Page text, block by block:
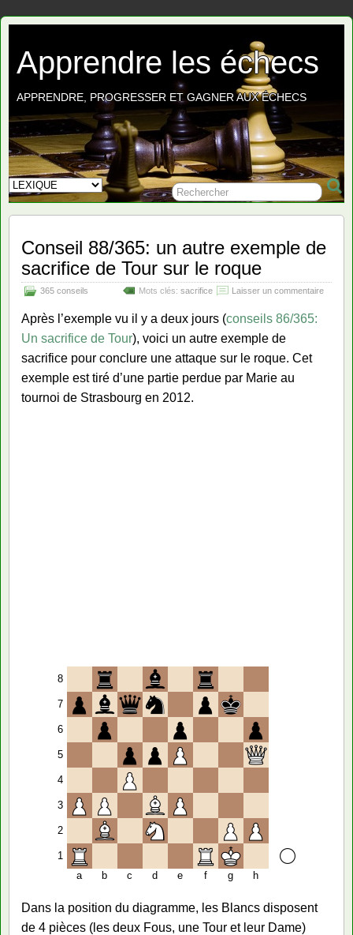
Apprendre les échecs
APPRENDRE, PROGRESSER ET GAGNER AUX ÉCHECS
Conseil 88/365: un autre exemple de
sacrifice de Tour sur le roque
365 conseils Laisser un commentaire
Mots clés: sacrifice
Après l’exemple vu il y a deux jours (conseils 86/365:
Un sacrifice de Tour), voici un autre exemple de
sacrifice pour conclure une attaque sur le roque. Cet
exemple est tiré d’une partie perdue par Marie au
tournoi de Strasbourg en 2012.
8
7
6
5
4
3
2
1
a
b c d e f g h
Dans la position du diagramme, les Blancs disposent
de 4 pièces (les deux Fous, une Tour et leur Dame)